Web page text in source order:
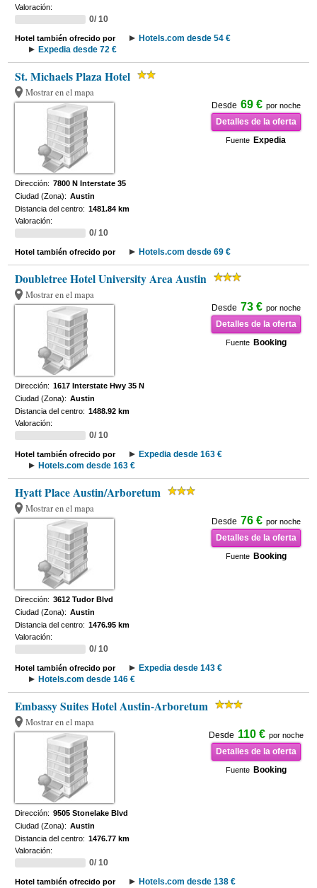
Valoración:
0/ 10
Hotel también ofrecido por
Hotels.com desde 54 €
Expedia desde 72 €
St. Michaels Plaza Hotel
Mostrar en el mapa
Desde 69 € por noche
Detalles de la oferta
Fuente Expedia
Dirección: 7800 N Interstate 35
Ciudad (Zona): Austin
Distancia del centro: 1481.84 km
Valoración:
0/ 10
Hotel también ofrecido por Hotels.com desde 69 €
Doubletree Hotel University Area Austin
Mostrar en el mapa
Desde 73 € por noche
Detalles de la oferta
Fuente Booking
Dirección: 1617 Interstate Hwy 35 N
Ciudad (Zona): Austin
Distancia del centro: 1488.92 km
Valoración:
0/ 10
Hotel también ofrecido por
Expedia desde 163 €
Hotels.com desde 163 €
Hyatt Place Austin/Arboretum
Mostrar en el mapa
Desde 76 € por noche
Detalles de la oferta
Fuente Booking
Dirección: 3612 Tudor Blvd
Ciudad (Zona): Austin
Distancia del centro: 1476.95 km
Valoración:
0/ 10
Hotel también ofrecido por
Expedia desde 143 €
Hotels.com desde 146 €
Embassy Suites Hotel Austin-Arboretum
Mostrar en el mapa
Desde 110 € por noche
Detalles de la oferta
Fuente Booking
Dirección: 9505 Stonelake Blvd
Ciudad (Zona): Austin
Distancia del centro: 1476.77 km
Valoración:
0/ 10
Hotel también ofrecido por
Hotels.com desde 138 €